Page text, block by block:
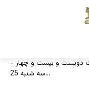
و بیست و چهار -
سه شنبه 25...